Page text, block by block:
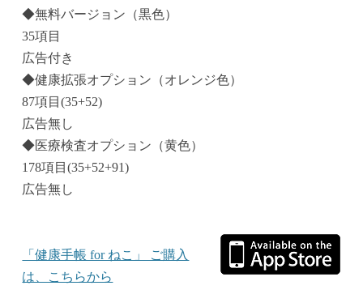
◆無料バージョン（黒色）
35項目
広告付き
◆健康拡張オプション（オレンジ色）
87項目(35+52)
広告無し
◆医療検査オプション（黄色）
178項目(35+52+91)
広告無し
「健康手帳 for ねこ」 ご購入
は、こちらから